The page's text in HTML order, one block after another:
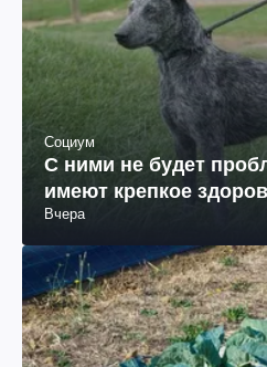
Социум
С ними не будет
имеют крепкое
Вчера